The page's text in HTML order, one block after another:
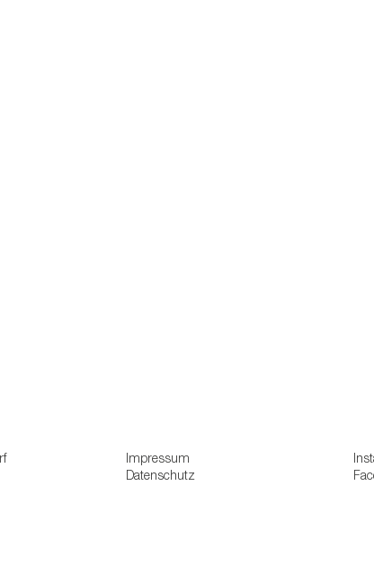
Impressum
Datenschutz